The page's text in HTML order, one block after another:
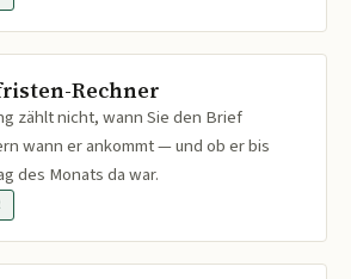
Rechner
zählt nicht, wann Sie den Brief
wann er ankommt — und ob er bis
des Monats da war.